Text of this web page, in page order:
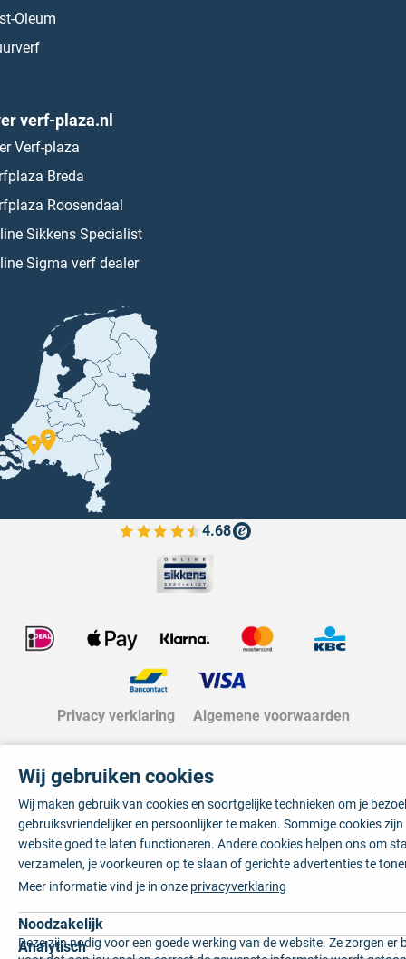
Oleum
verf-plaza.nl
Verf-plaza
Breda
Roosendaal
Sikkens Specialist
Sigma verf dealer
4.68
Bekijk de verfplaza beoordelingen
Privacy verklaring Algemene voorwaarden
Wij gebruiken cookies
Wij maken gebruik van cookies en soortgelijke technieken om je
gebruiksvriendelijker en persoonlijker te maken. Sommige cookies
website goed te laten functioneren. Andere cookies helpen ons om
verzamelen, je voorkeuren op te slaan of gerichte advertenties te
Meer informatie vind je in onze privacyverklaring
Noodzakelijk
Deze zijn nodig voor een goede werking van de website. Ze zorgen er
Analytisch